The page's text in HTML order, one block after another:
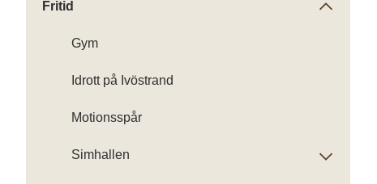
Fritid
Gym
Idrott på Ivöstrand
Motionsspår
Simhallen